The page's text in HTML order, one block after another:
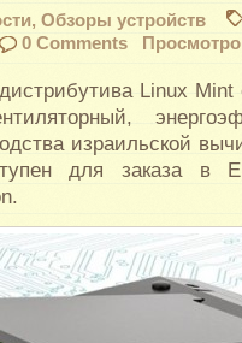
, Обзоры устройств
0 Comments
Linux
израильской
для заказа в